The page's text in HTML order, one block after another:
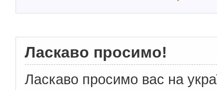
Ласкаво просимо!
Ласкаво просимо вас на